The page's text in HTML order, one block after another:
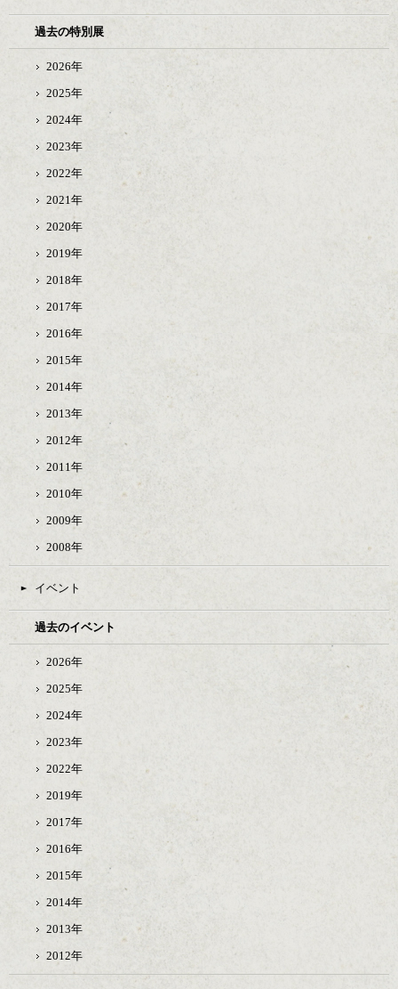
過去の特別展
2026年
2025年
2024年
2023年
2022年
2021年
2020年
2019年
2018年
2017年
2016年
2015年
2014年
2013年
2012年
2011年
2010年
2009年
2008年
イベント
過去のイベント
2026年
2025年
2024年
2023年
2022年
2019年
2017年
2016年
2015年
2014年
2013年
2012年